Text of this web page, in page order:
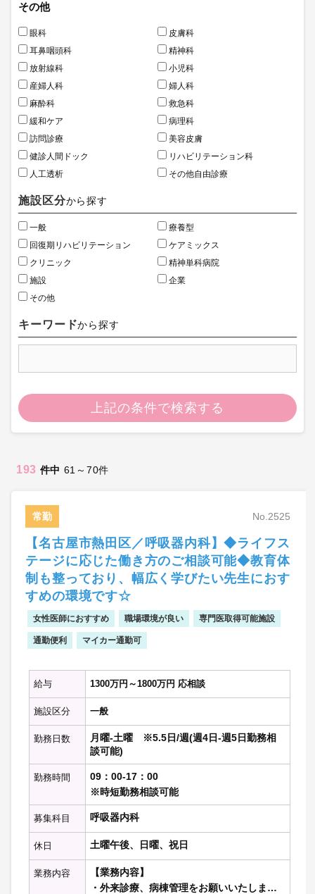
その他
眼科
皮膚科
耳鼻咽頭科
精神科
放射線科
小児科
産婦人科
婦人科
麻酔科
救急科
緩和ケア
病理科
訪問診療
美容皮膚
健診人間ドック
リハビリテーション科
人工透析
その他自由診療
施設区分から探す
一般
療養型
回復期リハビリテーション
ケアミックス
クリニック
精神単科病院
施設
企業
その他
キーワードから探す
上記の条件で検索する
193 件中 61～70件
常勤 No.2525
【名古屋市熱田区／呼吸器内科】◆ライフス
テージに応じた働き方のご相談可能◆教育体
制も整っており、幅広く学びたい先生におす
すめの環境です☆
女性医師におすすめ 職場環境が良い 専門医取得可能施設
通勤便利 マイカー通勤可
給与 1300万円～1800万円 応相談
施設区分 一般
勤務日数
月曜-土曜 ※5.5日/週(週4日-週5日勤務相
談可能)
勤務時間
09：00-17：00
※時短勤務相談可能
募集科目 呼吸器内科
休日 土曜午後、日曜、祝日
業務内容
【業務内容】
・外来診療、病棟管理をお願いいたしま